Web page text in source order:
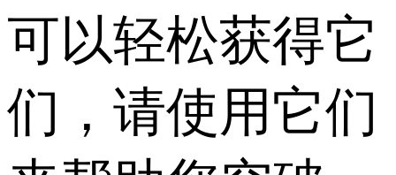
可以轻松获得它
们，请使用它们